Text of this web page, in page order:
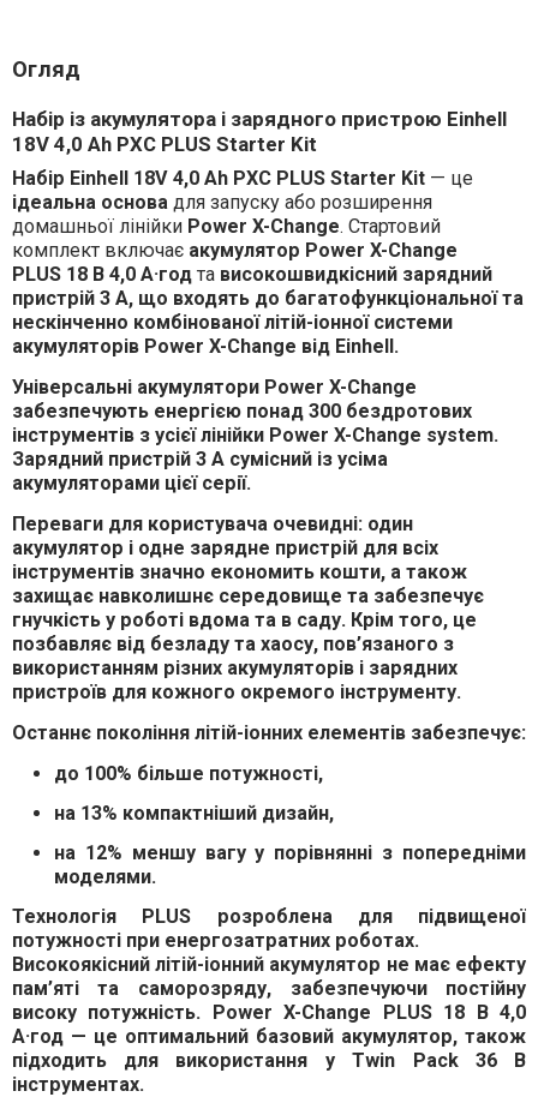
Огляд
Набір із акумулятора і зарядного пристрою Einhell
18V 4,0 Ah PXC PLUS Starter Kit
Набір Einhell 18V 4,0 Ah PXC PLUS Starter Kit— це
ідеальна основадля запуску або розширення
домашньої лінійки Power X-Change. Стартовий
комплект включає акумулятор Power X-Change
PLUS 18 В 4,0 А·годта високошвидкісний зарядний
пристрій 3 А, що входять до багатофункціональної та
нескінченно комбінованої літій-іонної системи
акумуляторів Power X-Change від Einhell.
Універсальні акумулятори Power X-Change
забезпечують енергією понад 300 бездротових
інструментівз усієї лінійки Power X-Change system.
Зарядний пристрій 3 Асумісний із усіма
акумуляторами цієї серії.
Переваги для користувача очевидні: один
акумулятор і одне зарядне пристрій для всіх
інструментівзначно економить кошти, а також
захищає навколишнє середовище та забезпечує
гнучкість у роботівдома та в саду. Крім того, це
позбавляє від безладу та хаосу, пов’язаного з
використанням різних акумуляторів і зарядних
пристроїв для кожного окремого інструменту.
Останнє покоління літій-іонних елементівзабезпечує:
до 100% більше потужності,
на 13% компактніший дизайн,
на 12% меншу вагуу порівнянні з попередніми
моделями.
Технологія PLUS розроблена для підвищеної
потужності при енергозатратних роботах.
Високоякісний літій-іонний акумулятор не має ефекту
пам’яті та саморозряду, забезпечуючи постійну
високу потужність. Power X-Change PLUS 18 В 4,0
А·год— це оптимальний базовий акумулятор, також
підходить для використання уTwin Pack 36 В
інструментах.